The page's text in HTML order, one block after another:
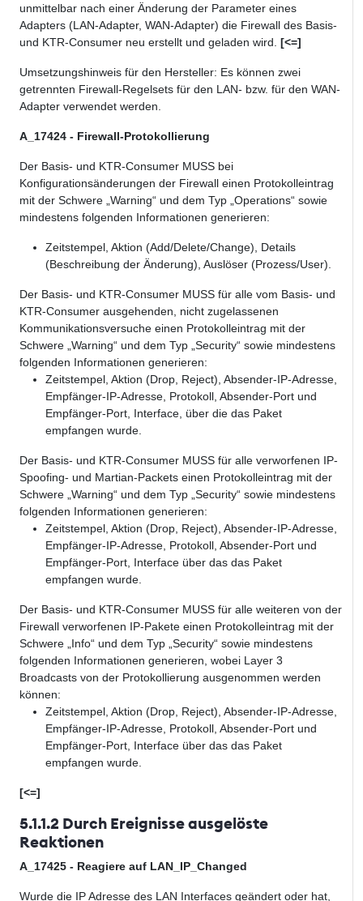
unmittelbar nach einer Änderung der Parameter eines
Adapters (LAN-Adapter, WAN-Adapter) die Firewall des Basis-
und KTR-Consumer neu erstellt und geladen wird. [<=]
Umsetzungshinweis für den Hersteller: Es können zwei
getrennten Firewall-Regelsets für den LAN- bzw. für den WAN-
Adapter verwendet werden.
A_17424 - Firewall-Protokollierung
Der Basis- und KTR-Consumer MUSS bei
Konfigurationsänderungen der Firewall einen Protokolleintrag
mit der Schwere „Warning“ und dem Typ „Operations“ sowie
mindestens folgenden Informationen generieren:
Zeitstempel, Aktion (Add/Delete/Change), Details
(Beschreibung der Änderung), Auslöser (Prozess/User).
Der Basis- und KTR-Consumer MUSS für alle vom Basis- und
KTR-Consumer ausgehenden, nicht zugelassenen
Kommunikationsversuche einen Protokolleintrag mit der
Schwere „Warning“ und dem Typ „Security“ sowie mindestens
folgenden Informationen generieren:
Zeitstempel, Aktion (Drop, Reject), Absender-IP-Adresse,
Empfänger-IP-Adresse, Protokoll, Absender-Port und
Empfänger-Port, Interface, über die das Paket
empfangen wurde.
Der Basis- und KTR-Consumer MUSS für alle verworfenen IP-
Spoofing- und Martian-Packets einen Protokolleintrag mit der
Schwere „Warning“ und dem Typ „Security“ sowie mindestens
folgenden Informationen generieren:
Zeitstempel, Aktion (Drop, Reject), Absender-IP-Adresse,
Empfänger-IP-Adresse, Protokoll, Absender-Port und
Empfänger-Port, Interface über das das Paket
empfangen wurde.
Der Basis- und KTR-Consumer MUSS für alle weiteren von der
Firewall verworfenen IP-Pakete einen Protokolleintrag mit der
Schwere „Info“ und dem Typ „Security“ sowie mindestens
folgenden Informationen generieren, wobei Layer 3
Broadcasts von der Protokollierung ausgenommen werden
können:
Zeitstempel, Aktion (Drop, Reject), Absender-IP-Adresse,
Empfänger-IP-Adresse, Protokoll, Absender-Port und
Empfänger-Port, Interface über das das Paket
empfangen wurde.
[<=]
5.1.1.2 Durch Ereignisse ausgelöste
Reaktionen
A_17425 - Reagiere auf LAN_IP_Changed
Wurde die IP Adresse des LAN Interfaces geändert oder hat,